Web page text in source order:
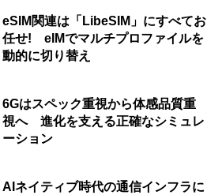
eSIM関連は「LibeSIM」にすべてお
任せ! eIMでマルチプロファイルを
動的に切り替え
6Gはスペック重視から体感品質重
視へ 進化を支える正確なシミュレ
ーション
AIネイティブ時代の通信インフラに